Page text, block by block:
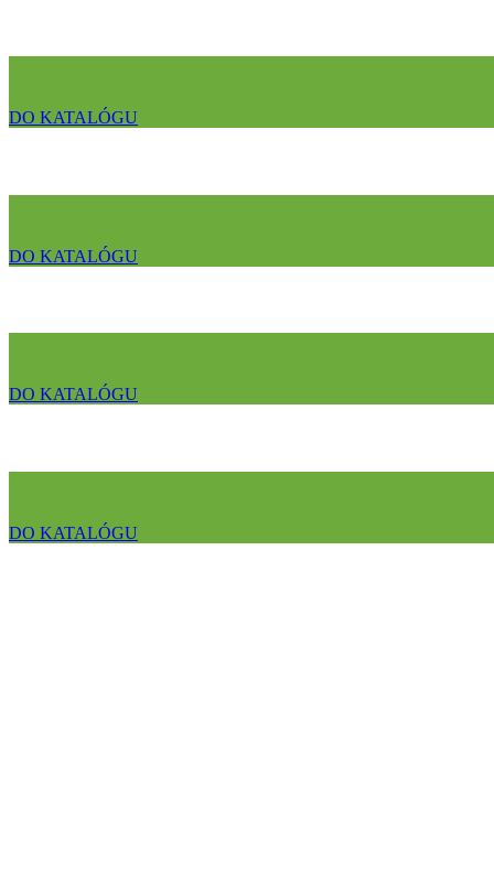
DO KATALÓGU
DO KATALÓGU
DO KATALÓGU
DO KATALÓGU